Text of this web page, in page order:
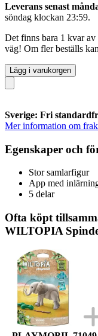
Leverans senast
söndag klockan 23:59.
Det finns bara 1 kvar
väg! Om fler beställs
Lägg i varukorgen
Sverige: Fri
Mer information om
Egenskaper och
Stor samlarfigur
App med
5 delar
Ofta köpt
WILTOPIA